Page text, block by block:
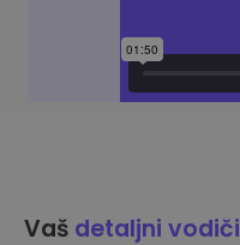
Vaš detaljni vodiči